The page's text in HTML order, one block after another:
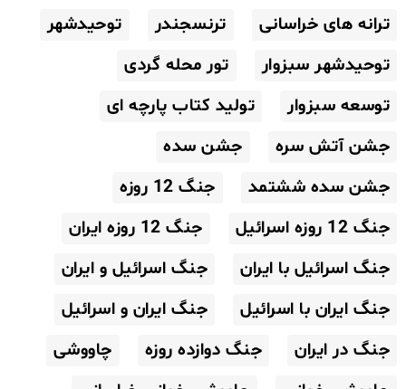
ترانه های خراسانی
ترنسجندر
توحیدشهر
توحیدشهر سبزوار
تور محله گردی
توسعه سبزوار
تولید کتاب پارچه ای
جشن آتش سره
جشن سده
جشن سده ششتمد
جنگ 12 روزه
جنگ 12 روزه اسرائیل
جنگ 12 روزه ایران
جنگ اسرائیل با ایران
جنگ اسرائیل و ایران
جنگ ایران با اسرائیل
جنگ ایران و اسرائیل
جنگ در ایران
جنگ دوازده روزه
چاووشی